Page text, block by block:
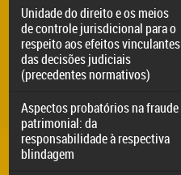
Unidade do direito e os meios
de controle jurisdicional para o
respeito aos efeitos vinculantes
das decisões judiciais
(precedentes normativos)
Aspectos probatórios na fraude
patrimonial: da
responsabilidade à respectiva
blindagem